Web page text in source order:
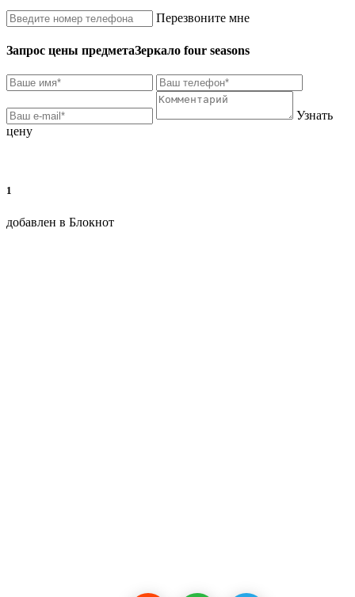
Перезвоните мне
Запрос цены предметаЗеркало four seasons
Узнать
цену
1
добавлен в Блокнот